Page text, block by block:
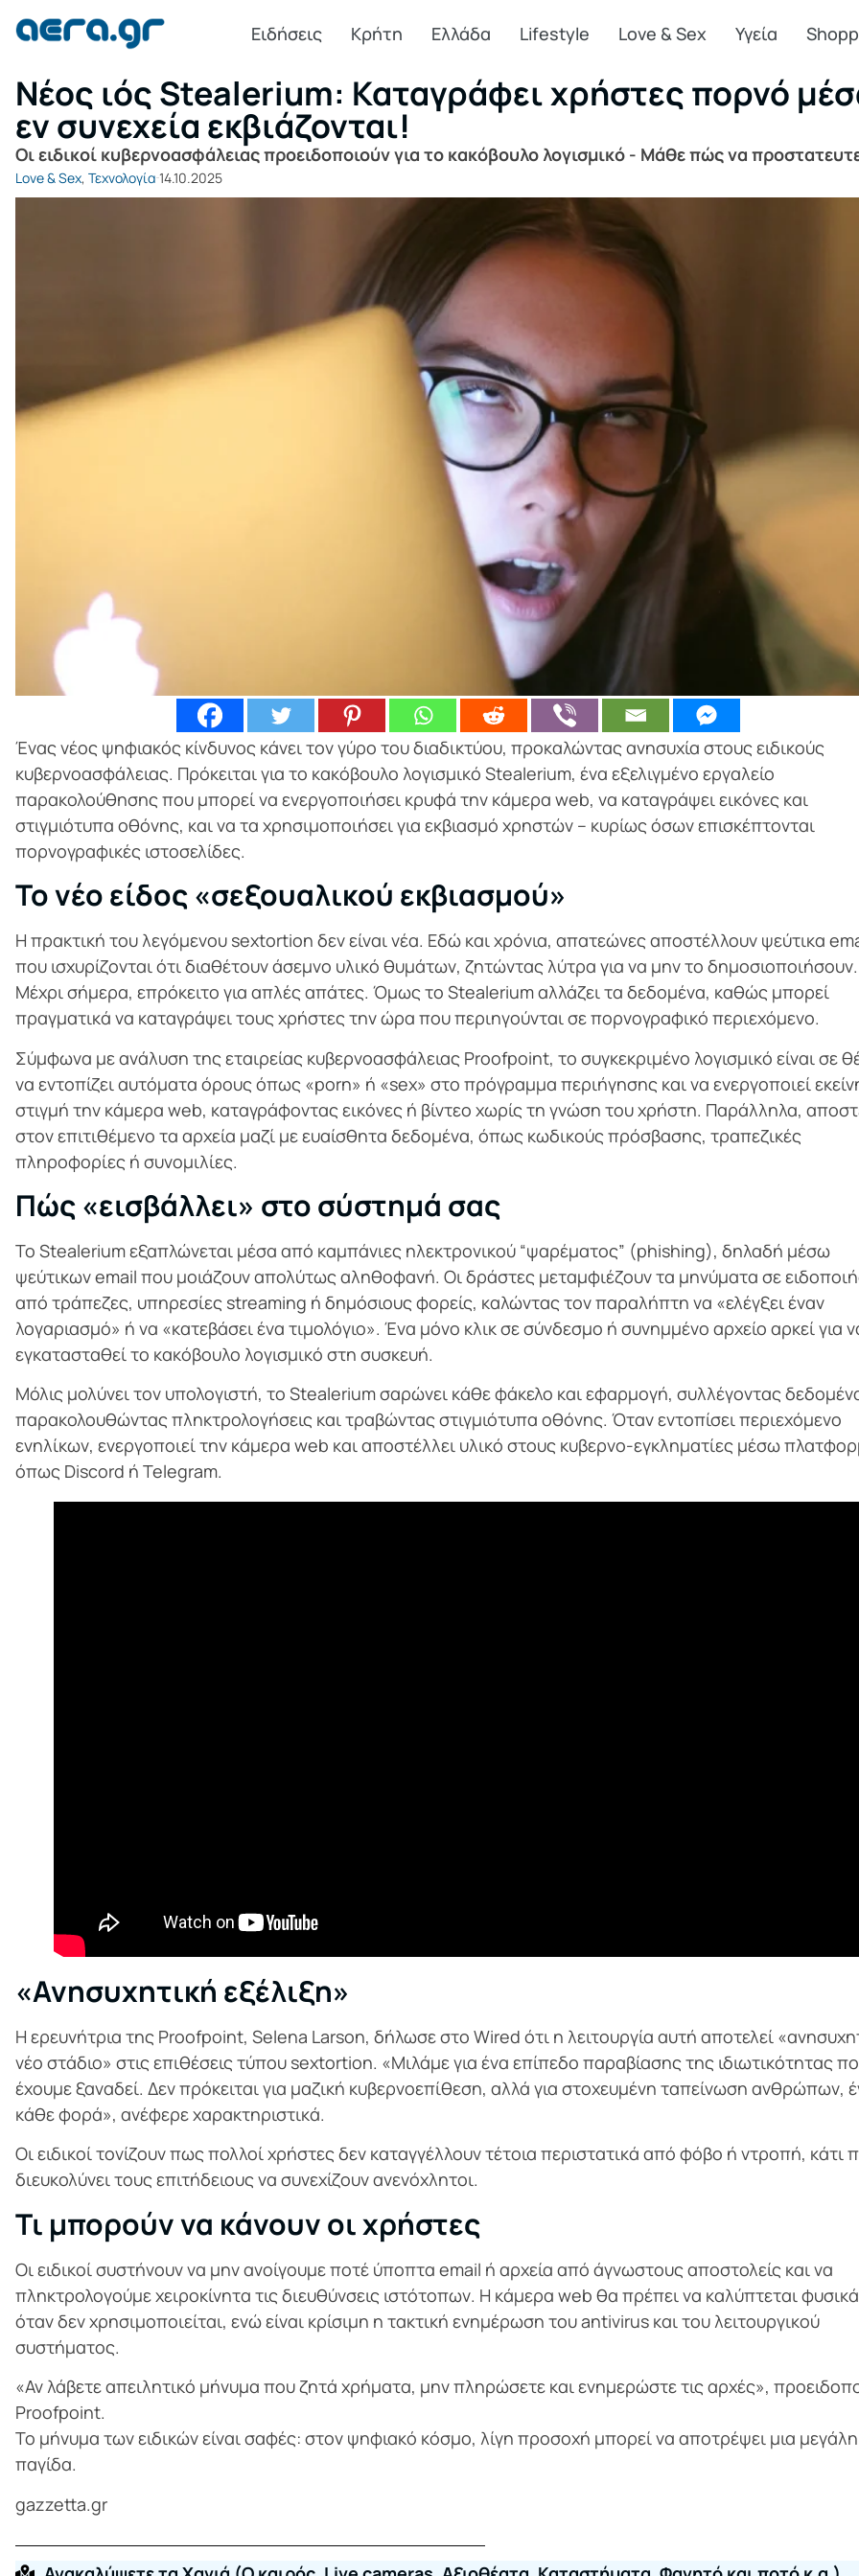
Ειδήσεις Κρήτη Ελλάδα Lifestyle Love & Sex Υγεία
Νέος ιός Stealerium: Καταγράφει χρήστες πορνό
εν συνεχεία εκβιάζονται!
Οι ειδικοί κυβερνοασφάλειας προειδοποιούν για το κακόβουλο λογισμικό - Μάθε πώς να
Love & Sex, Τεχνολογία 14.10.2025
Ένας νέος ψηφιακός κίνδυνος κάνει τον γύρο του διαδικτύου, προκαλώντας ανησυχία στους ειδικούς
κυβερνοασφάλειας. Πρόκειται για το κακόβουλο λογισμικό Stealerium, ένα εξελιγμένο εργαλείο
παρακολούθησης που μπορεί να ενεργοποιήσει κρυφά την κάμερα web, να καταγράψει εικόνες και
στιγμιότυπα οθόνης, και να τα χρησιμοποιήσει για εκβιασμό χρηστών – κυρίως όσων επισκέπτονται
πορνογραφικές ιστοσελίδες.
Το νέο είδος «σεξουαλικού εκβιασμού»
Η πρακτική του λεγόμενου sextortion δεν είναι νέα. Εδώ και χρόνια, απατεώνες αποστέλλουν ψεύτικα
που ισχυρίζονται ότι διαθέτουν άσεμνο υλικό θυμάτων, ζητώντας λύτρα για να μην το δημοσιοποιήσουν.
Μέχρι σήμερα, επρόκειτο για απλές απάτες. Όμως το Stealerium αλλάζει τα δεδομένα, καθώς μπορεί
πραγματικά να καταγράψει τους χρήστες την ώρα που περιηγούνται σε πορνογραφικό περιεχόμενο.
Σύμφωνα με ανάλυση της εταιρείας κυβερνοασφάλειας Proofpoint, το συγκεκριμένο λογισμικό είναι σε
να εντοπίζει αυτόματα όρους όπως «porn» ή «sex» στο πρόγραμμα περιήγησης και να ενεργοποιεί
στιγμή την κάμερα web, καταγράφοντας εικόνες ή βίντεο χωρίς τη γνώση του χρήστη. Παράλληλα,
στον επιτιθέμενο τα αρχεία μαζί με ευαίσθητα δεδομένα, όπως κωδικούς πρόσβασης, τραπεζικές
πληροφορίες ή συνομιλίες.
Πώς «εισβάλλει» στο σύστημά σας
Το Stealerium εξαπλώνεται μέσα από καμπάνιες ηλεκτρονικού “ψαρέματος” (phishing), δηλαδή μέσω
ψεύτικων email που μοιάζουν απολύτως αληθοφανή. Οι δράστες μεταμφιέζουν τα μηνύματα σε
από τράπεζες, υπηρεσίες streaming ή δημόσιους φορείς, καλώντας τον παραλήπτη να «ελέγξει έναν
λογαριασμό» ή να «κατεβάσει ένα τιμολόγιο». Ένα μόνο κλικ σε σύνδεσμο ή συνημμένο αρχείο αρκεί για
εγκατασταθεί το κακόβουλο λογισμικό στη συσκευή.
Μόλις μολύνει τον υπολογιστή, το Stealerium σαρώνει κάθε φάκελο και εφαρμογή, συλλέγοντας
παρακολουθώντας πληκτρολογήσεις και τραβώντας στιγμιότυπα οθόνης. Όταν εντοπίσει περιεχόμενο
ενηλίκων, ενεργοποιεί την κάμερα web και αποστέλλει υλικό στους κυβερνο-εγκληματίες μέσω
όπως Discord ή Telegram.
«Ανησυχητική εξέλιξη»
Η ερευνήτρια της Proofpoint, Selena Larson, δήλωσε στο Wired ότι η λειτουργία αυτή αποτελεί
νέο στάδιο» στις επιθέσεις τύπου sextortion. «Μιλάμε για ένα επίπεδο παραβίασης της ιδιωτικότητας
έχουμε ξαναδεί. Δεν πρόκειται για μαζική κυβερνοεπίθεση, αλλά για στοχευμένη ταπείνωση ανθρώπων,
κάθε φορά», ανέφερε χαρακτηριστικά.
Οι ειδικοί τονίζουν πως πολλοί χρήστες δεν καταγγέλλουν τέτοια περιστατικά από φόβο ή ντροπή, κάτι
διευκολύνει τους επιτήδειους να συνεχίζουν ανενόχλητοι.
Τι μπορούν να κάνουν οι χρήστες
Οι ειδικοί συστήνουν να μην ανοίγουμε ποτέ ύποπτα email ή αρχεία από άγνωστους αποστολείς και να
πληκτρολογούμε χειροκίνητα τις διευθύνσεις ιστότοπων. Η κάμερα web θα πρέπει να καλύπτεται φυσικά
όταν δεν χρησιμοποιείται, ενώ είναι κρίσιμη η τακτική ενημέρωση του antivirus και του λειτουργικού
συστήματος.
«Αν λάβετε απειλητικό μήνυμα που ζητά χρήματα, μην πληρώσετε και ενημερώστε τις αρχές»,
Proofpoint.
Το μήνυμα των ειδικών είναι σαφές: στον ψηφιακό κόσμο, λίγη προσοχή μπορεί να αποτρέψει μια μεγάλη
παγίδα.
gazzetta.gr